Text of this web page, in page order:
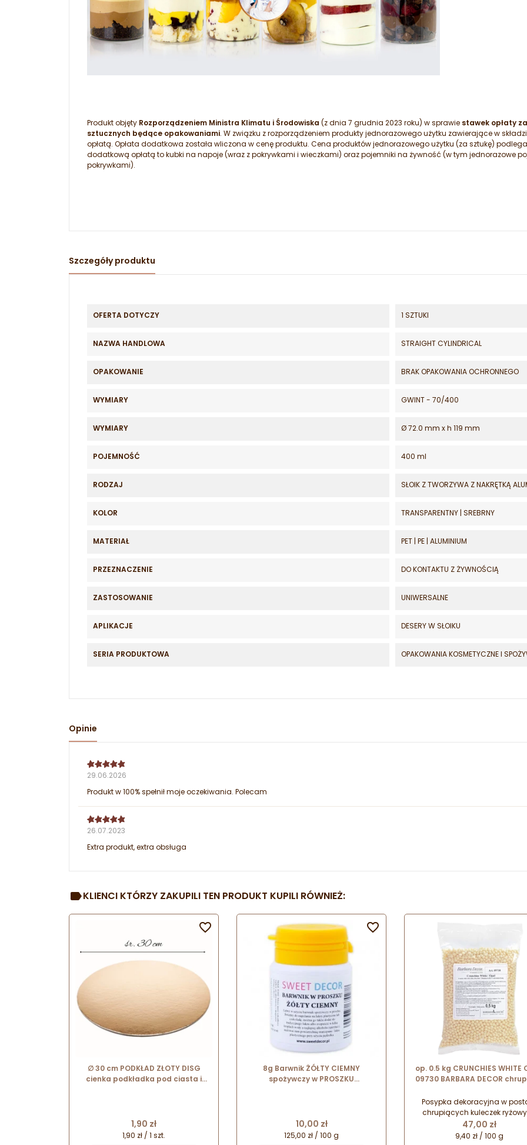
Produkt objęty Rozporządzeniem Ministra Klimatu i Środowiska (z dnia 7 grudnia 2023 roku) w sprawie stawek opłaty
sztucznych będące opakowaniami. W związku z rozporządzeniem produkty jednorazowego użytku zawierające w
opłatą. Opłata dodatkowa została wliczona w cenę produktu. Cena produktów jednorazowego użytku (za sztukę)
dodatkową opłatą to kubki na napoje (wraz z pokrywkami i wieczkami) oraz pojemniki na żywność (w tym jednorazowe
pokrywkami).
Szczegóły produktu
OFERTA DOTYCZY 1 SZTUKI
NAZWA HANDLOWA STRAIGHT CYLINDRICAL
OPAKOWANIE BRAK OPAKOWANIA OCHRONNEGO
WYMIARY GWINT - 70/400
WYMIARY Ø 72.0 mm x h 119 mm
POJEMNOŚĆ 400 ml
RODZAJ SŁOIK Z TWORZYWA Z NAKRĘTKĄ
KOLOR TRANSPARENTNY | SREBRNY
MATERIAŁ PET | PE | ALUMINIUM
PRZEZNACZENIE DO KONTAKTU Z ŻYWNOŚCIĄ
ZASTOSOWANIE UNIWERSALNE
APLIKACJE DESERY W SŁOIKU
SERIA PRODUKTOWA OPAKOWANIA KOSMETYCZNE I
Opinie
29.06.2026
Produkt w 100% spełnił moje oczekiwania. Polecam
26.07.2023
Extra produkt, extra obsługa
KLIENCI KTÓRZY ZAKUPILI TEN PRODUKT KUPILI RÓWNIEŻ:
∅ 30 cm PODKŁAD ZŁOTY DISG
cienka podkładka pod ciasta i
Cena
1,90 zł
1,90 zł / 1 szt.

8g Barwnik ŻÓŁTY CIEMNY
spożywczy w PROSZKU
Cena
10,00 zł
125,00 zł / 100 g

op. 0.5 kg CRUNCHIES WHITE
09730 BARBARA DECOR
czekoladzie - śr. 4 mm
Posypka dekoracyjna w
chrupiących kuleczek
oblanych czekoladą. Idealna
urozmaicania i ozdabiania -
Cena
47,00 zł
9,40 zł / 100 g